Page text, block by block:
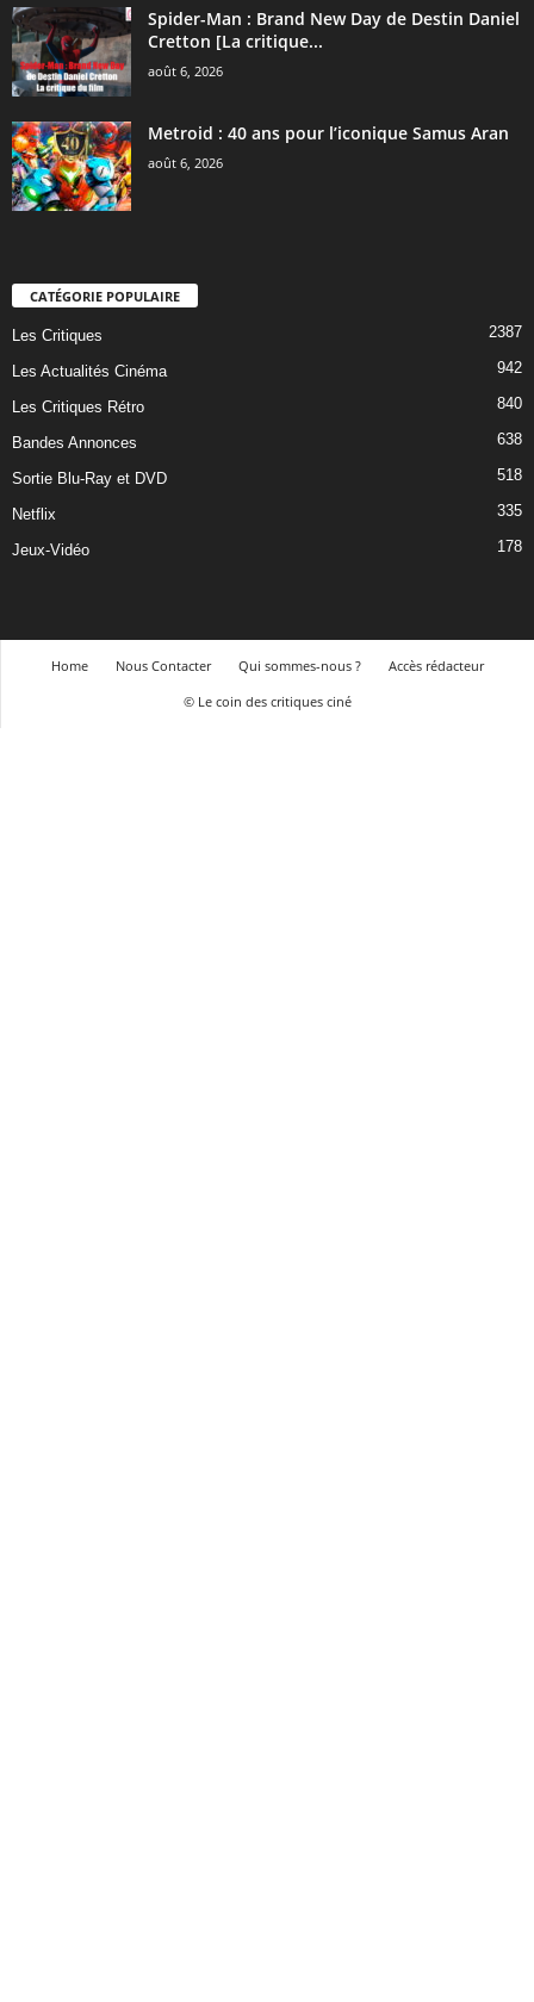
Spider-Man : Brand New Day de Destin Daniel
Cretton [La critique...
août 6, 2026
Metroid : 40 ans pour l’iconique Samus Aran
août 6, 2026
CATÉGORIE POPULAIRE
Les Critiques 2387
Les Actualités Cinéma 942
Les Critiques Rétro 840
Bandes Annonces 638
Sortie Blu-Ray et DVD 518
Netflix 335
Jeux-Vidéo 178
Home Nous Contacter Qui sommes-nous ?
Accès rédacteur
© Le coin des critiques ciné